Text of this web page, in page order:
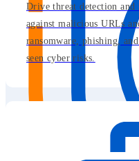
Drive threat detection and
against malicious URLs
ransomware, phishing,
seen cyber risks.